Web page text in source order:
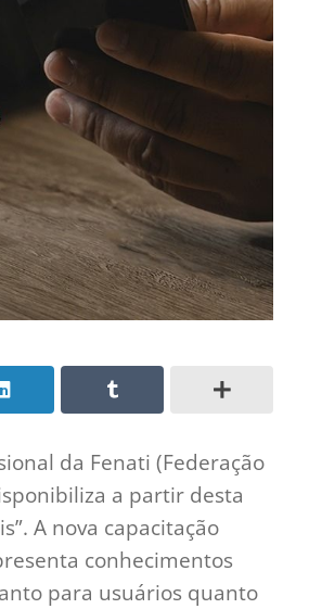
da Fenati (Federação
a partir desta
A nova capacitação
conhecimentos
para usuários quanto